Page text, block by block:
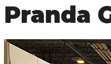
Pranda